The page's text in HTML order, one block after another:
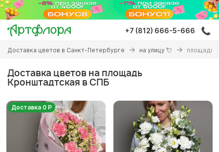
Перейти
основному
содержанию
+7 (812) 666-5-666
Вы
здесь
Доставка цветов в Санкт-Петербурге на улицу 💘 площадь
Доставка цветов на площадь
Кронштадтская в СПБ
Доставка 0 Р